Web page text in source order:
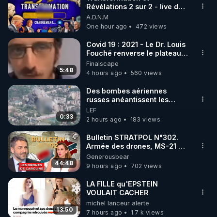
🌱 INSTAGRAM
https://www.instagram.com/rdlr_thierrycasasnovas/
http://rgnr.li/instagram
🌱 LA NEWSLETTER
Pour ne pas rater l’actualité RGNR (stages,
http://rgnr.li/news
🌱 VIDÉOS NON CENSURÉES SUR ODYSEE
Toutes les vidéos Youtube sont aussi sur la
http://rgnr.li/odysee
🌱 LES STAGES EN PRÉSENTIEL
http://rgnr.li/stages
Révélations 2 sur 2 - live du
07/08/26
A.D.N.M
One hour ago
472 views
5:48
Covid 19 : 2021 - Le Dr. Louis
Fouché renverse le plateau
de CNews !
Finalscape
4 hours ago
560 views
0:33
Des bombes aériennes
russes anéantissent les
centres de contrôle de
drones de 3 brigades
ukrainienne
LEF
2 hours ago
183 views
44:48
Bulletin STRATPOL N°302.
Armée des drones, MS-21 en
série, missiles coréens.
07.08.2026.
Generousbear
9 hours ago
702 views
13:50
LA FILLE qu'EPSTEIN
VOULAIT CACHER
michel lanceur alerte
7 hours ago
1.7 k views